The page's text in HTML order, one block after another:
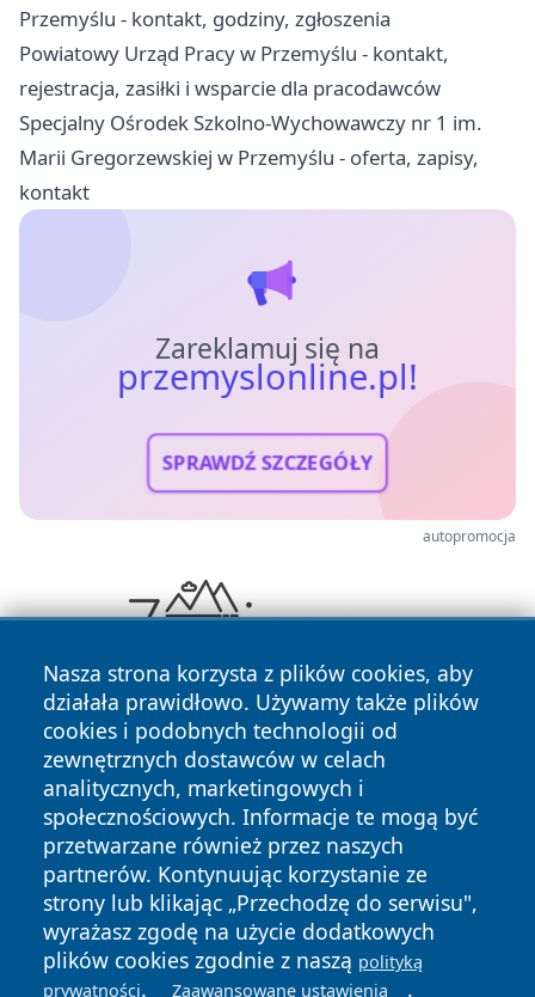
Przemyślu - kontakt, godziny, zgłoszenia
Powiatowy Urząd Pracy w Przemyślu - kontakt,
rejestracja, zasiłki i wsparcie dla pracodawców
Specjalny Ośrodek Szkolno-Wychowawczy nr 1 im.
Marii Gregorzewskiej w Przemyślu - oferta, zapisy,
kontakt
Zareklamuj się na
przemyslonline.pl!
SPRAWDŹ SZCZEGÓŁY
autopromocja
Nasza strona korzysta z plików cookies, aby
działała prawidłowo. Używamy także plików
cookies i podobnych technologii od
zewnętrznych dostawców w celach
analitycznych, marketingowych i
społecznościowych. Informacje te mogą być
przetwarzane również przez naszych
partnerów. Kontynuując korzystanie ze
strony lub klikając „Przechodzę do serwisu",
wyrażasz zgodę na użycie dodatkowych
plików cookies zgodnie z naszą polityką
prywatności. Zaawansowane ustawienia .
Copyright © 2026 przemyslonline.pl Wszystkie prawa
zastrzeżone.
Polityka
Polityka